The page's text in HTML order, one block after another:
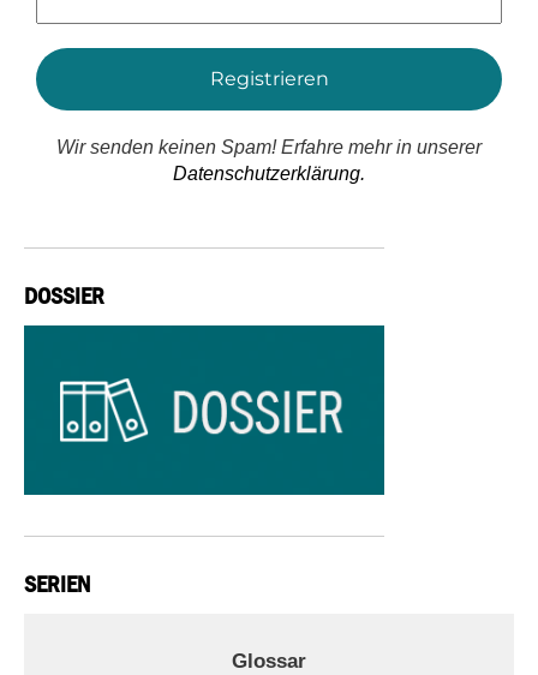
*
Wir senden keinen Spam! Erfahre mehr in unserer
Datenschutzerklärung.
DOSSIER
SERIEN
Glossar